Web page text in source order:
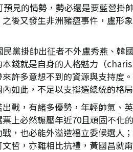
見的情勢，勢必還是要藍營掛
後又發生非洲豬瘟事件，盧形
黨掛帥出征者不外盧秀燕、韓
錢就是自身的人格魅力（
許多意想不到的資源與支持度
如此，不足以支撐選總統的格局
戰，有諸多優勢，年輕帥氣、
上必然輾壓年近70且頑固不化
，也必能外溢造福立委候選人
哲，亦難相比抗禮，黃國昌就甭